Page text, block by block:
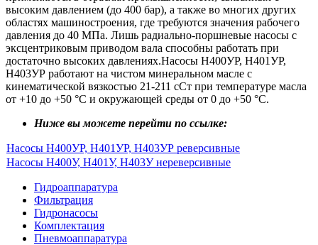
высоким давлением (до 400 бар), а также во многих других
областях машиностроения, где требуются значения рабочего
давления до 40 МПа. Лишь радиально-поршневые насосы с
эксцентриковым приводом вала способны работать при
достаточно высоких давлениях.Насосы Н400УР, Н401УР,
Н403УР работают на чистом минеральном масле с
кинематической вязкостью 21-211 сСт при температуре масла
от +10 до +50 °C и окружающей среды от 0 до +50 °C.
Ниже вы можете перейти по ссылке:
Насосы Н400УР, Н401УР, Н403УР реверсивные
Насосы Н400У, Н401У, Н403У нереверсивные
Гидроаппаратура
Фильтрация
Гидронасосы
Комплектация
Пневмоаппаратура